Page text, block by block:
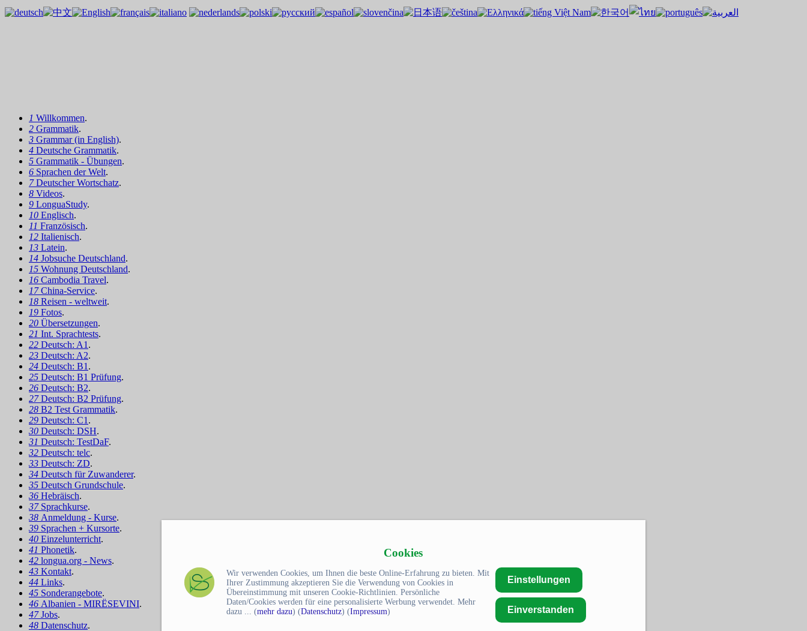
1 Willkommen.
2 Grammatik.
3 Grammar (in English).
4 Deutsche Grammatik.
5 Grammatik - Übungen.
6 Sprachen der Welt.
7Deutscher Wortschatz.
8 Videos.
9 LonguaStudy.
10 Englisch.
11 Französisch.
12 Italienisch.
13 Latein.
14 Jobsuche Deutschland.
15 Wohnung Deutschland.
16 Cambodia Travel.
17China-Service.
18 Reisen - weltweit.
19 Fotos.
20 Übersetzungen.
21 Int. Sprachtests.
22 Deutsch: A1 .
23 Deutsch: A2.
24 Deutsch: B1 .
25 Deutsch: B1 Prüfung.
26 Deutsch: B2.
27Deutsch: B2 Prüfung.
28 B2 Test Grammatik.
29 Deutsch: C1 .
30 Deutsch: DSH.
31 Deutsch: TestDaF.
32 Deutsch: telc.
33 Deutsch: ZD.
34 Deutsch für Zuwanderer.
35 Deutsch Grundschule.
36 Hebräisch.
37 Sprachkurse.
38 Anmeldung - Kurse.
39 Sprachen + Kursorte.
40 Einzelunterricht.
41 Phonetik.
42 longua.org - News.
43 Kontakt.
44 Links.
45 Sonderangebote.
46 Albanien - MIRËSEVINI.
47Jobs.
48 Datenschutz.
Cookies
Wir verwenden Cookies, um Ihnen die beste Online-Erfahrung zu bieten. Mit
Ihrer Zustimmung akzeptieren Sie die Verwendung von Cookies in
Übereinstimmung mit unseren Cookie-Richtlinien. Persönliche
Daten/Cookies werden für eine personalisierte Werbung verwendet. Mehr
dazu ... (mehr dazu) (Datenschutz) (Impressum)
Einstellungen
Einverstanden